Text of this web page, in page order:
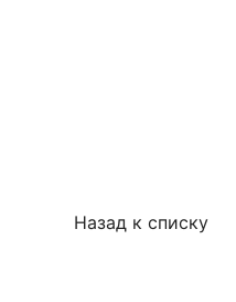
Назад к списку